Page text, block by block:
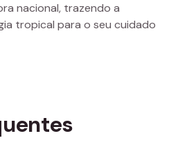
nacional, trazendo a
tropical para o seu cuidado